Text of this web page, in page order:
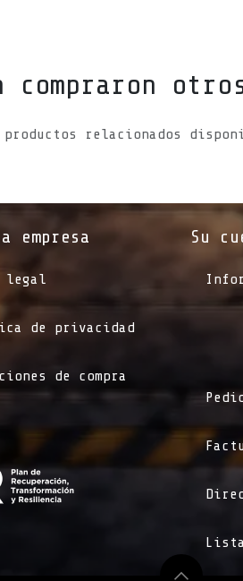
compraron
productos relacionados
Su
empresa
legal
de privacidad
de compra